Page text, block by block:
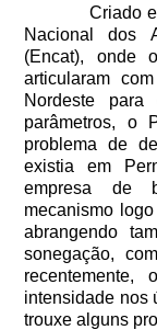
Criado
Nacional dos
(Encat), onde
articularam
Nordeste para
parâmetros, o
problema de
existia em
empresa de
mecanismo
abrangendo
sonegação,
intensidade nos
trouxe alguns